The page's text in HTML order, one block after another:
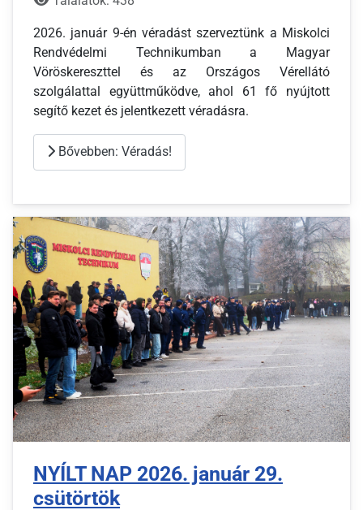
2026. január 9-én véradást szerveztünk a Miskolci
Rendvédelmi Technikumban a Magyar
Vöröskereszttel és az Országos Vérellátó
szolgálattal együttműködve, ahol 61 fő nyújtott
segítő kezet és jelentkezett véradásra.
Bővebben: Véradás!
NYÍLT NAP 2026. január 29.
csütörtök